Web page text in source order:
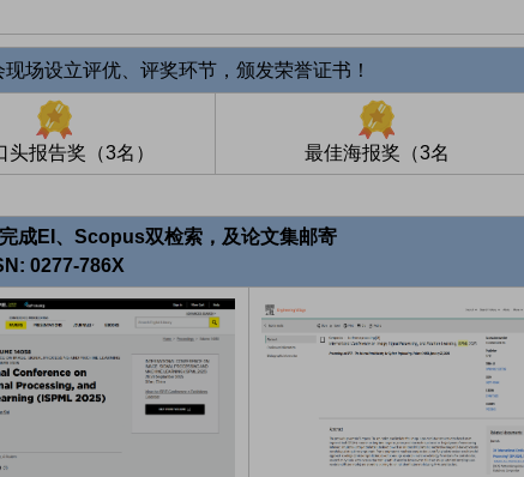
场设立评优、评奖环节，颁发荣誉证书！
头报告奖（3名） 最佳海报奖（3名
成EI、Scopus双检索，及论文集邮寄
0277-786X